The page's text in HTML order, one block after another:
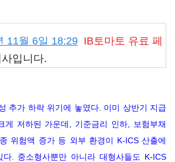
11월 6일 18:29 IB토마토 유료 페
입니다.
추가 하락 위기에 놓였다. 이미 상반기 지급
게 저하된 가운데, 기준금리 인하, 보험부채
위험액 증가 등 외부 환경이 K-ICS 산출에
다. 중소형사뿐만 아니라 대형사들도 K-ICS